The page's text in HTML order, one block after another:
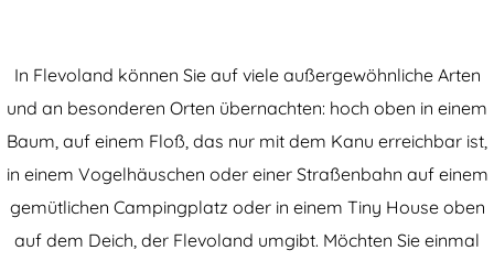
In Flevoland können Sie auf viele außergewöhnliche Arten
und an besonderen Orten übernachten: hoch oben in einem
Baum, auf einem Floß, das nur mit dem Kanu erreichbar ist,
in einem Vogelhäuschen oder einer Straßenbahn auf einem
gemütlichen Campingplatz oder in einem Tiny House oben
auf dem Deich, der Flevoland umgibt. Möchten Sie einmal